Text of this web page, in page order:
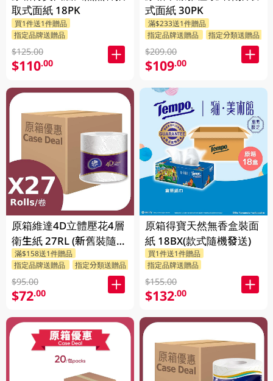
取式面紙 18PK
買1件送1件贈品
指定品牌送贈品
$125.00
$110.00
原箱維達4D立體壓花4層
衛生紙 27RL (新舊裝隨機
送出)
滿$158送1件贈品
指定品牌送贈品
指定分類送贈品
$95.00
$72.00
式面紙 30PK
滿$233送1件贈品
指定品牌送贈品
指定分類送贈品
$209.00
$109.00
原箱得寶天然無香盒裝面
紙 18BX(款式隨機發送)
買1件送1件贈品
指定品牌送贈品
$155.00
$132.00